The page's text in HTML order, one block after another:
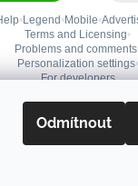
Odmítnout